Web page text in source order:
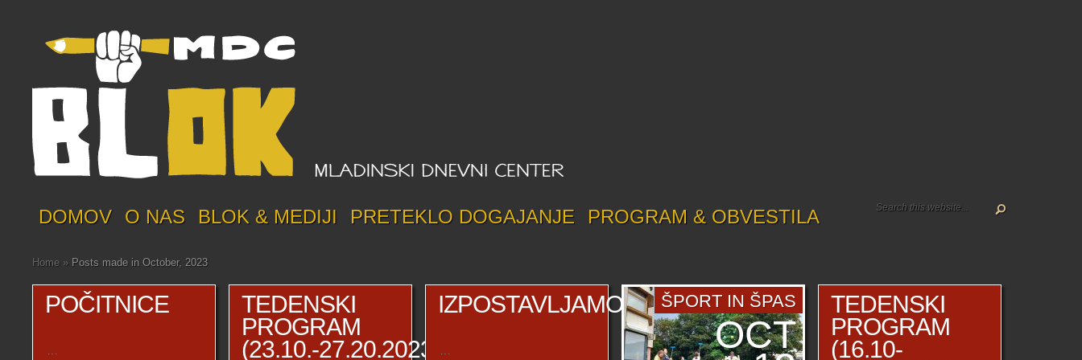
DOMOV O NAS BLOK & MEDIJI PRETEKLO DOGAJANJE PROGRAM & OBVESTILA
Home » Posts made in October, 2023
POČITNICE
TEDENSKI
PROGRAM
(23.10.-27.20.2023)
IZPOSTAVLJAMO ŠPORT IN ŠPAS
OCT
TEDENSKI
PROGRAM
(16.10-